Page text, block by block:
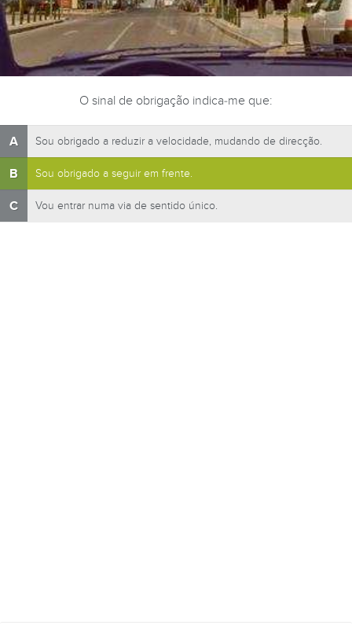
O sinal de obrigação indica-me que:
A Sou obrigado a reduzir a velocidade, mudando de direcção.
B Sou obrigado a seguir em frente.
C Vou entrar numa via de sentido único.